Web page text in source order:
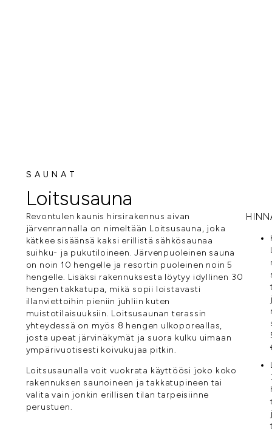
SAUNAT
Loitsusauna
Revontulen kaunis hirsirakennus aivan
järvenrannalla on nimeltään Loitsusauna, joka
kätkee sisäänsä kaksi erillistä sähkösaunaa
suihku- ja pukutiloineen. Järvenpuoleinen sauna
on noin 10 hengelle ja resortin puoleinen noin 5
hengelle. Lisäksi rakennuksesta löytyy idyllinen 30
hengen takkatupa, mikä sopii loistavasti
illanviettoihin pieniin juhliin kuten
muistotilaisuuksiin. Loitsusaunan terassin
yhteydessä on myös 8 hengen ulkoporeallas,
josta upeat järvinäkymät ja suora kulku uimaan
ympärivuotisesti koivukujaa pitkin.
Loitsusaunalla voit vuokrata käyttöösi joko koko
rakennuksen saunoineen ja takkatupineen tai
valita vain jonkin erillisen tilan tarpeisiinne
perustuen.